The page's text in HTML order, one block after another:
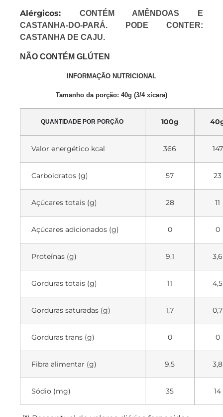
Alérgicos: CONTÉM AMÊNDOAS E
CASTANHA-DO-PARÁ. PODE CONTER:
CASTANHA DE CAJU.
NÃO CONTÉM GLÚTEN
INFORMAÇÃO NUTRICIONAL
Tamanho da porção: 40g (3/4 xícara)
QUANTIDADE POR PORÇÃO 100g
Valor energético kcal 366 147
Carboidratos (g) 57 23
Açúcares totais (g) 28 11
Açúcares adicionados (g) 0 0
Proteínas (g) 9,1 3,6
Gorduras totais (g) 11 4,5
Gorduras saturadas (g) 1,7 0,7
Gorduras trans (g) 0 0
Fibra alimentar (g) 9,5 3,8
Sódio (mg) 35 14